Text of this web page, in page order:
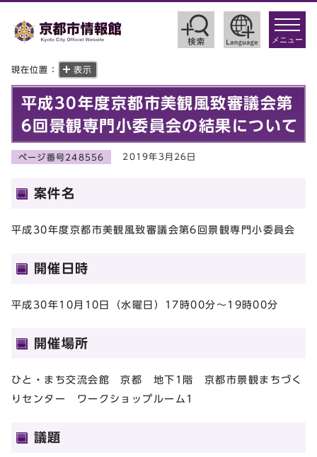
toggle
メニュー
現在位置： 表示
平成30年度京都市美観風致審議会第
6回景観専門小委員会の結果について
ページ番号248556 2019年3月26日
案件名
平成30年度京都市美観風致審議会第6回景観専門小委員会
開催日時
平成30年10月10日（水曜日）17時00分～19時00分
開催場所
ひと・まち交流会館 京都 地下1階 京都市景観まちづく
りセンター ワークショップルーム1
議題